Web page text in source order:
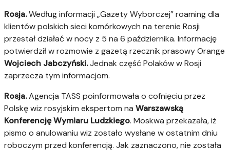
Rosja.Według informacji „Gazety Wyborczej” roaming dla
klientów polskich sieci komórkowych na terenie Rosji
przestał działać w nocy z 5 na 6 października. Informację
potwierdził w rozmowie z gazetą rzecznik prasowy Orange
Wojciech Jabczyński.Jednak część Polaków w Rosji
zaprzecza tym informacjom.
Rosja.Agencja TASS poinformowała o cofnięciu przez
Polskę wiz rosyjskim ekspertom na Warszawską
Konferencję Wymiaru Ludzkiego. Moskwa przekazała, iż
pismo o anulowaniu wiz zostało wysłane w ostatnim dniu
roboczym przed konferencją. Jak zaznaczono, nie została